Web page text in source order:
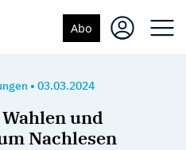
Abo
• 03.03.2024
und
Nachlesen